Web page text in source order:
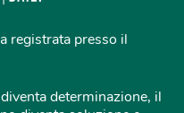
registrata presso il
determinazione, il